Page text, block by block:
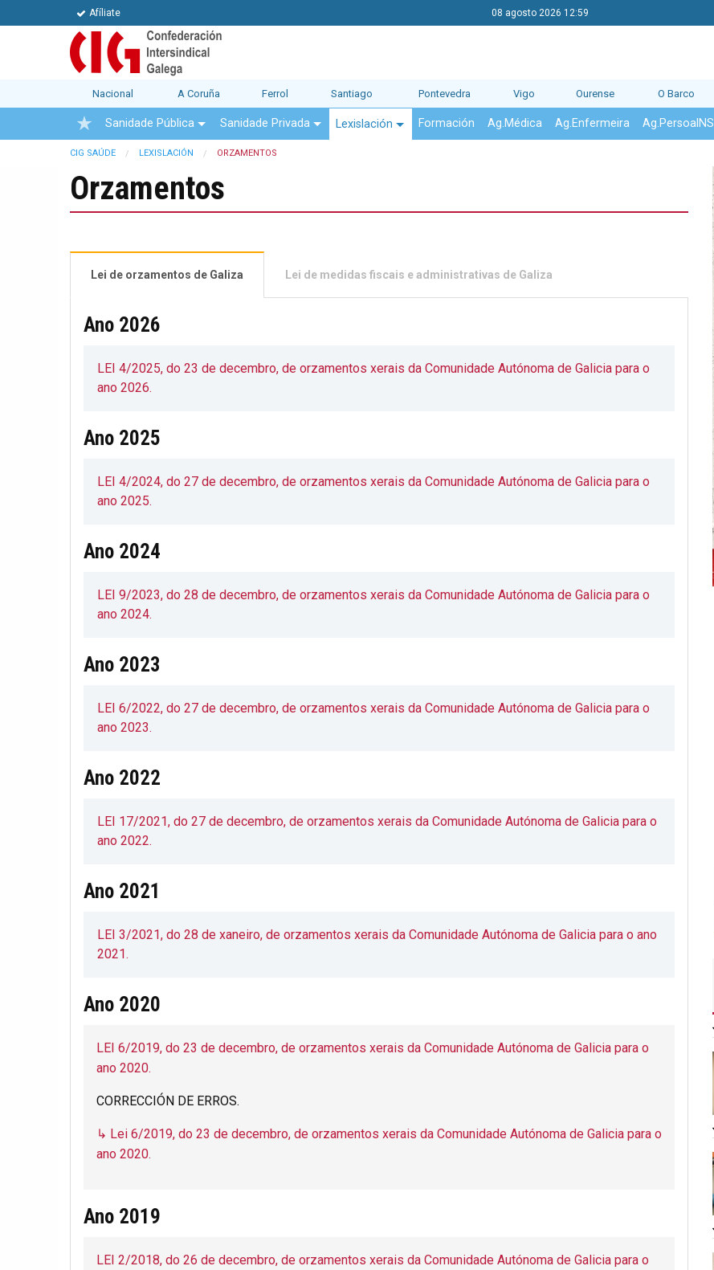
Afíliate 08 agosto 2026 12:59
Nacional A Coruña Ferrol Santiago Pontevedra Vigo Ourense O Barco
Sanidade Pública Sanidade Privada Lexislación Formación Ag.Médica Ag.Enfermeira Ag.PersoalNS
CIG SAÚDE LEXISLACIÓN ORZAMENTOS
Orzamentos
Lei de orzamentos de Galiza Lei de medidas fiscais e administrativas de Galiza
Ano 2026
LEI 4/2025, do 23 de decembro, de orzamentos xerais da Comunidade Autónoma de Galicia para o
ano 2026.
Ano 2025
LEI 4/2024, do 27 de decembro, de orzamentos xerais da Comunidade Autónoma de Galicia para o
ano 2025.
Ano 2024
LEI 9/2023, do 28 de decembro, de orzamentos xerais da Comunidade Autónoma de Galicia para o
ano 2024.
Ano 2023
LEI 6/2022, do 27 de decembro, de orzamentos xerais da Comunidade Autónoma de Galicia para o
ano 2023.
Ano 2022
LEI 17/2021, do 27 de decembro, de orzamentos xerais da Comunidade Autónoma de Galicia para o
ano 2022.
Ano 2021
LEI 3/2021, do 28 de xaneiro, de orzamentos xerais da Comunidade Autónoma de Galicia para o ano
2021.
Ano 2020
LEI 6/2019, do 23 de decembro, de orzamentos xerais da Comunidade Autónoma de Galicia para o
ano 2020.
CORRECCIÓN DE ERROS.
↳ Lei 6/2019, do 23 de decembro, de orzamentos xerais da Comunidade Autónoma de Galicia para o
ano 2020.
Ano 2019
LEI 2/2018, do 26 de decembro, de orzamentos xerais da Comunidade Autónoma de Galicia para o